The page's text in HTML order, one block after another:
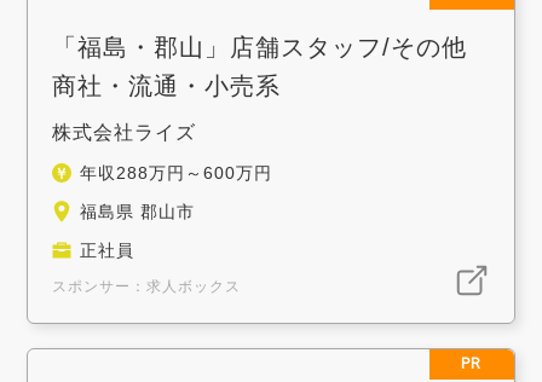
「福島・郡山」店舗スタッフ/その他
商社・流通・小売系
株式会社ライズ
年収288万円～600万円
福島県 郡山市
正社員
スポンサー：求人ボックス
PR